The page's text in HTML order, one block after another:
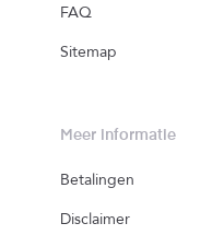
FAQ
Sitemap
Meer informatie
Betalingen
Disclaimer